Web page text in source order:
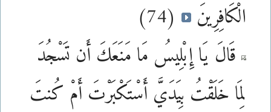
الْكَافِرِينَ
(74)
قَالَ يَا إِبْلِيسُ مَا مَنَعَكَ أَن تَسْجُدَ
لِمَا خَلَقْتُ بِيَدَيَّ أَسْتَكْبَرْتَ أَمْ كُنتَ